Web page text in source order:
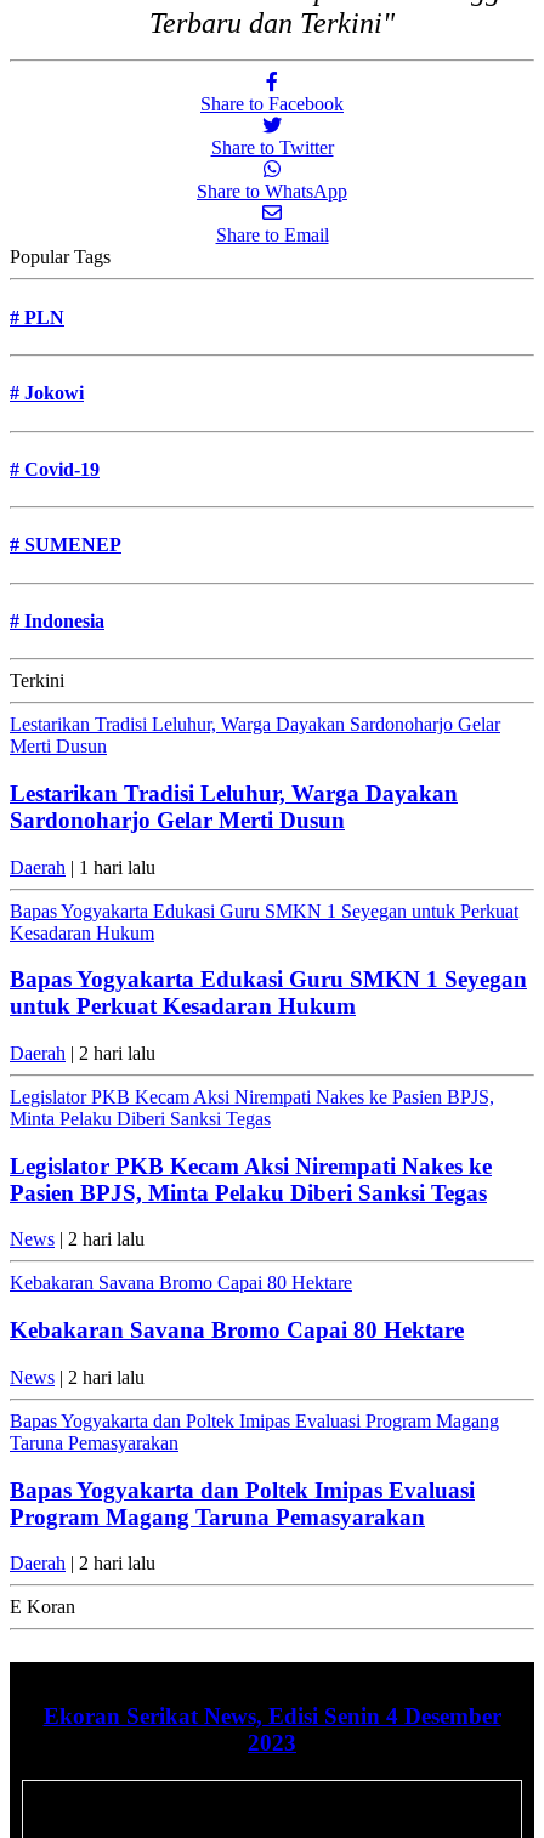
Terbaru dan Terkini"
Share to Facebook
Share to Twitter
Share to WhatsApp
Share to Email
Popular Tags
# PLN
# Jokowi
# Covid-19
# SUMENEP
# Indonesia
Terkini
Lestarikan Tradisi Leluhur, Warga Dayakan Sardonoharjo Gelar
Merti Dusun
Lestarikan Tradisi Leluhur, Warga Dayakan
Sardonoharjo Gelar Merti Dusun
Daerah | 1 hari lalu
Bapas Yogyakarta Edukasi Guru SMKN 1 Seyegan untuk Perkuat
Kesadaran Hukum
Bapas Yogyakarta Edukasi Guru SMKN 1 Seyegan
untuk Perkuat Kesadaran Hukum
Daerah | 2 hari lalu
Legislator PKB Kecam Aksi Nirempati Nakes ke Pasien BPJS,
Minta Pelaku Diberi Sanksi Tegas
Legislator PKB Kecam Aksi Nirempati Nakes ke
Pasien BPJS, Minta Pelaku Diberi Sanksi Tegas
News | 2 hari lalu
Kebakaran Savana Bromo Capai 80 Hektare
Kebakaran Savana Bromo Capai 80 Hektare
News | 2 hari lalu
Bapas Yogyakarta dan Poltek Imipas Evaluasi Program Magang
Taruna Pemasyarakan
Bapas Yogyakarta dan Poltek Imipas Evaluasi
Program Magang Taruna Pemasyarakan
Daerah | 2 hari lalu
E Koran
Ekoran Serikat News, Edisi Senin 4 Desember
2023